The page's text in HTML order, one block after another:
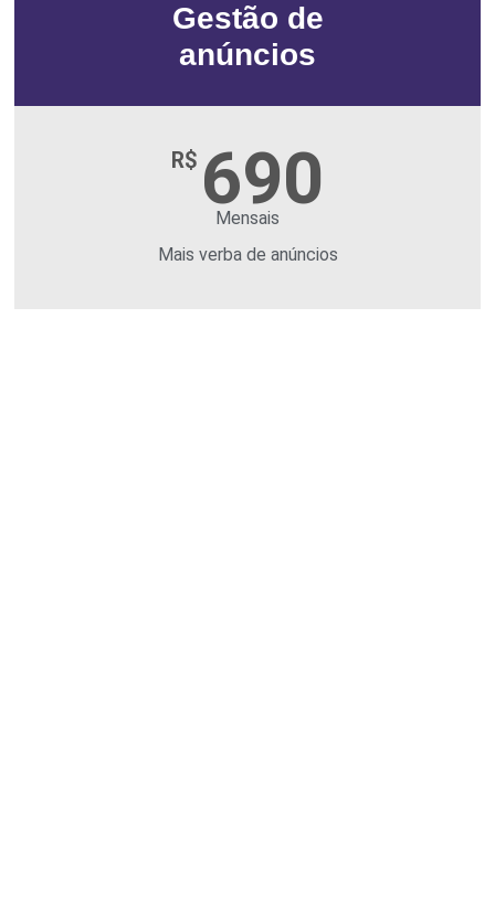
Gestão de
anúncios
R$ 690
Mensais
Mais verba de anúncios